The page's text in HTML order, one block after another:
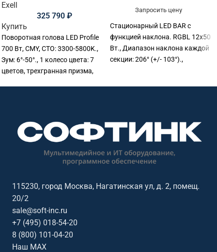
Exell
325 790 ₽
Купить
Поворотная голова LED Profile
700 Вт, CMY, CTO: 3300-5800K.,
Зум: 6°-50°., 1 колесо цвета: 7
цветов, трехгранная призма,
Запросить цену
Стационарный LED BAR c
функцией наклона. RGBL 12х50
Вт., Диапазон наклона каждой
секции: 206° (+/- 103°).,
моделирование красного
смещения/DTW., Art‑Net, CRMX,
DMX512, RDM, sACN, W‑DMX™
(Transceiver)., XLR 5.,
Вт., Ширина: 1000 мм., Высота:
115230, город Москва, Нагатинская ул, д. 2, помещ.
20/2
sale@soft-inc.ru
+7 (495) 018-54-20
8 (800) 101-04-20
Наш MAX